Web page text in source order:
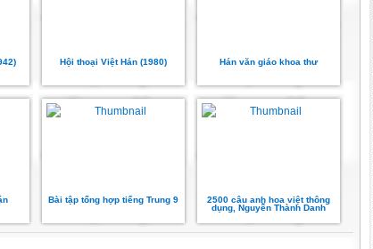
Hội thoại Việt Hán (1980) Hán văn giáo khoa thư
Bài tập tổng hợp tiếng Trung 9
2500 câu anh hoa việt thông
dụng, Nguyễn Thành Danh